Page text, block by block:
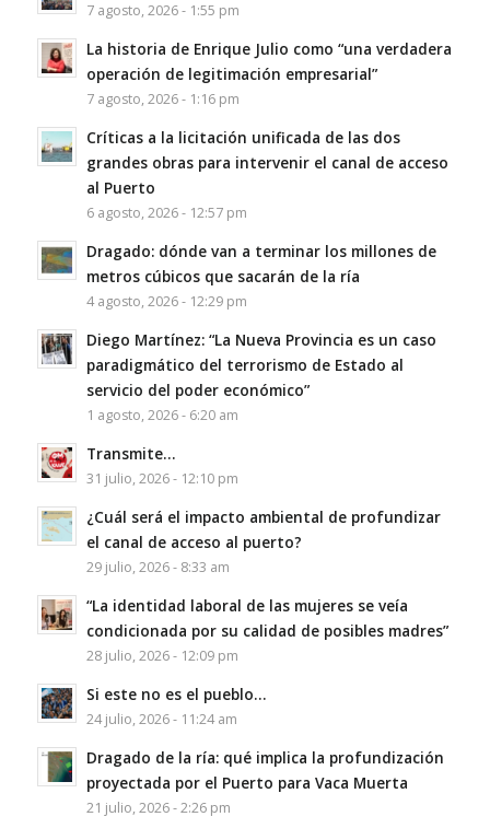
7 agosto, 2026 - 1:55 pm
La historia de Enrique Julio como “una verdadera
operación de legitimación empresarial”
7 agosto, 2026 - 1:16 pm
Críticas a la licitación unificada de las dos
grandes obras para intervenir el canal de acceso
al Puerto
6 agosto, 2026 - 12:57 pm
Dragado: dónde van a terminar los millones de
metros cúbicos que sacarán de la ría
4 agosto, 2026 - 12:29 pm
Diego Martínez: “La Nueva Provincia es un caso
paradigmático del terrorismo de Estado al
servicio del poder económico”
1 agosto, 2026 - 6:20 am
Transmite…
31 julio, 2026 - 12:10 pm
¿Cuál será el impacto ambiental de profundizar
el canal de acceso al puerto?
29 julio, 2026 - 8:33 am
“La identidad laboral de las mujeres se veía
condicionada por su calidad de posibles madres”
28 julio, 2026 - 12:09 pm
Si este no es el pueblo…
24 julio, 2026 - 11:24 am
Dragado de la ría: qué implica la profundización
proyectada por el Puerto para Vaca Muerta
21 julio, 2026 - 2:26 pm